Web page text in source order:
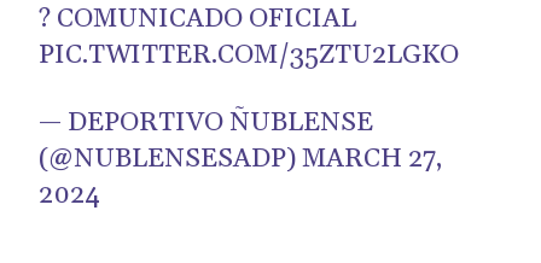
? COMUNICADO OFICIAL
PIC.TWITTER.COM/35ZTU2LGKO
— DEPORTIVO ÑUBLENSE
(@NUBLENSESADP)MARCH 27,
2024